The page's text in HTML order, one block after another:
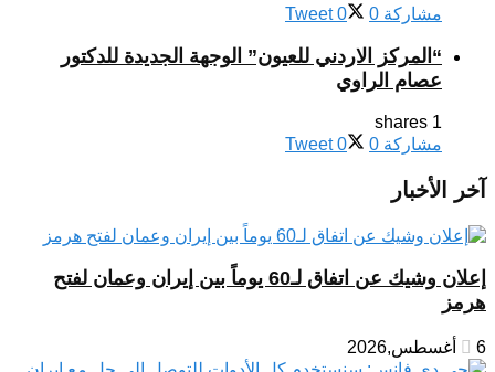
مشاركة 0
Tweet 0
“المركز الاردني للعيون” الوجهة الجديدة للدكتور
عصام الراوي
1 shares
مشاركة 0
Tweet 0
آخر الأخبار
إعلان وشيك عن اتفاق لـ60 يوماً بين إيران وعمان لفتح
هرمز
6 أغسطس,2026